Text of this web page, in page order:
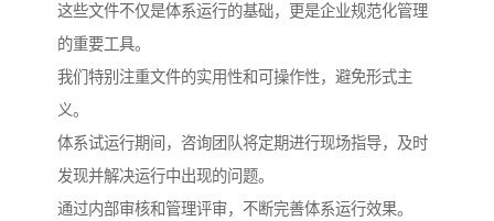
这些文件不仅是体系运行的基础，更是企业规范化管理
的重要工具。
我们特别注重文件的实用性和可操作性，避免形式主
义。
体系试运行期间，咨询团队将定期进行现场指导，及时
发现并解决运行中出现的问题。
通过内部审核和管理评审，不断完善体系运行效果。